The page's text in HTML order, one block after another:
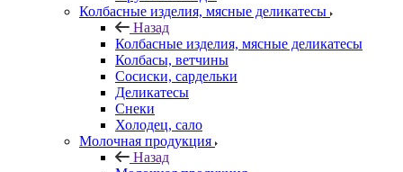
Колбасные изделия, мясные деликатесы
Назад
Колбасные изделия, мясные деликатесы
Колбасы, ветчины
Сосиски, сардельки
Деликатесы
Снеки
Холодец, сало
Молочная продукция
Назад